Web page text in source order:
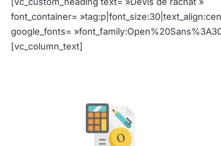
font_container=
google_fonts=
[vc_column_text]